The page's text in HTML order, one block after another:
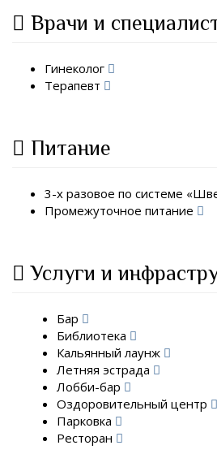
Врачи и
Гинеколог
Терапевт
Питание
3-х разовое по системе
Промежуточное питание
Услуги и
Бар
Библиотека
Кальянный лаунж
Летняя эстрада
Лобби-бар
Оздоровительный центр
Парковка
Ресторан